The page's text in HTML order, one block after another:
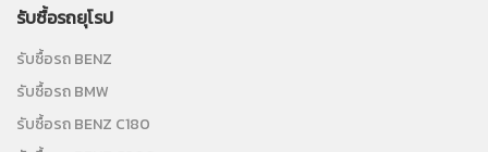
รับซื้อรถยุโรป
รับซื้อรถ BENZ
รับซื้อรถ BMW
รับซื้อรถ BENZ C180